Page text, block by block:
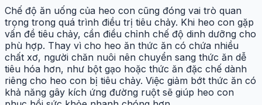
Chế độ ăn uống của heo con cũng đóng vai trò quan
trọng trong quá trình điều trị tiêu chảy. Khi heo con gặp
vấn đề tiêu chảy, cần điều chỉnh chế độ dinh dưỡng cho
phù hợp. Thay vì cho heo ăn thức ăn có chứa nhiều
chất xơ, người chăn nuôi nên chuyển sang thức ăn dễ
tiêu hóa hơn, như bột gạo hoặc thức ăn đặc chế dành
riêng cho heo con bị tiêu chảy. Việc giảm bớt thức ăn có
khả năng gây kích ứng đường ruột sẽ giúp heo con